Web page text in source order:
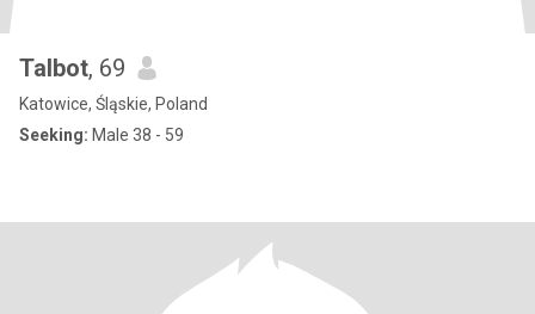
Talbot, 69
Katowice, Śląskie, Poland
Seeking: Male 38 - 59